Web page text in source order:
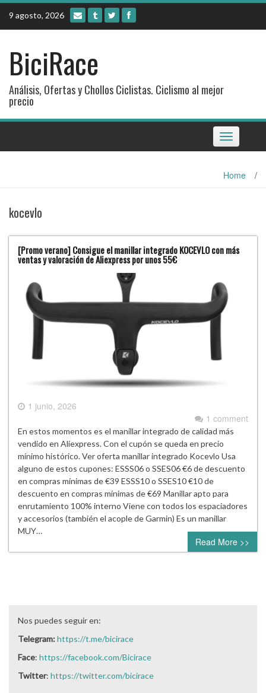
Skip
content
9 agosto, 2026
BiciRace
Análisis, Ofertas y Chollos Ciclistas. Ciclismo al mejor
precio
Toggle
navigation
Home /
kocevlo
[Promo verano] Consigue el manillar integrado KOCEVLO con más
ventas y valoración de Aliexpress por unos 55€
1 junio, 2026
1 comment
En estos momentos es el manillar integrado de calidad más
vendido en Aliexpress. Con el cupón se queda en precio
mínimo histórico. Ver oferta manillar integrado Kocevlo Usa
alguno de estos cupones: ESSS06 o SSES06 €6 de descuento
en compras mínimas de €39 ESSS10 o SSES10 €10 de
descuento en compras mínimas de €69 Manillar apto para
enrutamiento 100% interno Viene con todos los espaciadores
y accesorios (también el acople de Garmin) Es un manillar
MUY…
Read More >>
Nos puedes seguir en:
Telegram:https://t.me/bicirace
Face: https://facebook.com/Bicirace
Twitter: https://twitter.com/bicirace